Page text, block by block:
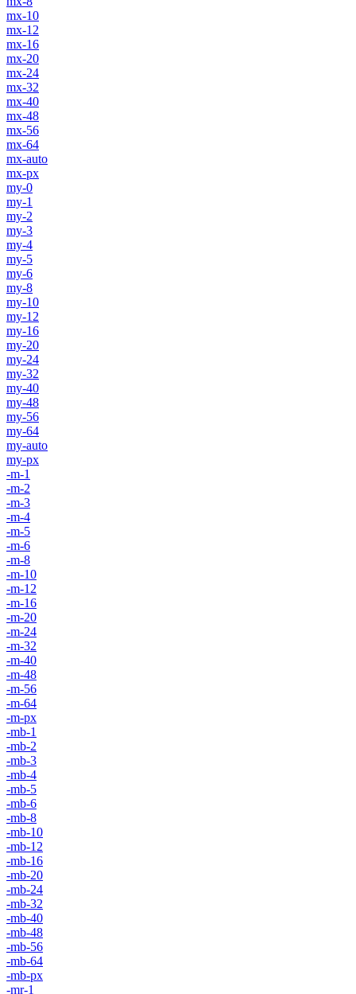
mx-10
mx-12
mx-16
mx-20
mx-24
mx-32
mx-40
mx-48
mx-56
mx-64
mx-auto
mx-px
my-0
my-1
my-2
my-3
my-4
my-5
my-6
my-8
my-10
my-12
my-16
my-20
my-24
my-32
my-40
my-48
my-56
my-64
my-auto
my-px
-m-1
-m-2
-m-3
-m-4
-m-5
-m-6
-m-8
-m-10
-m-12
-m-16
-m-20
-m-24
-m-32
-m-40
-m-48
-m-56
-m-64
-m-px
-mb-1
-mb-2
-mb-3
-mb-4
-mb-5
-mb-6
-mb-8
-mb-10
-mb-12
-mb-16
-mb-20
-mb-24
-mb-32
-mb-40
-mb-48
-mb-56
-mb-64
-mb-px
-mr-1